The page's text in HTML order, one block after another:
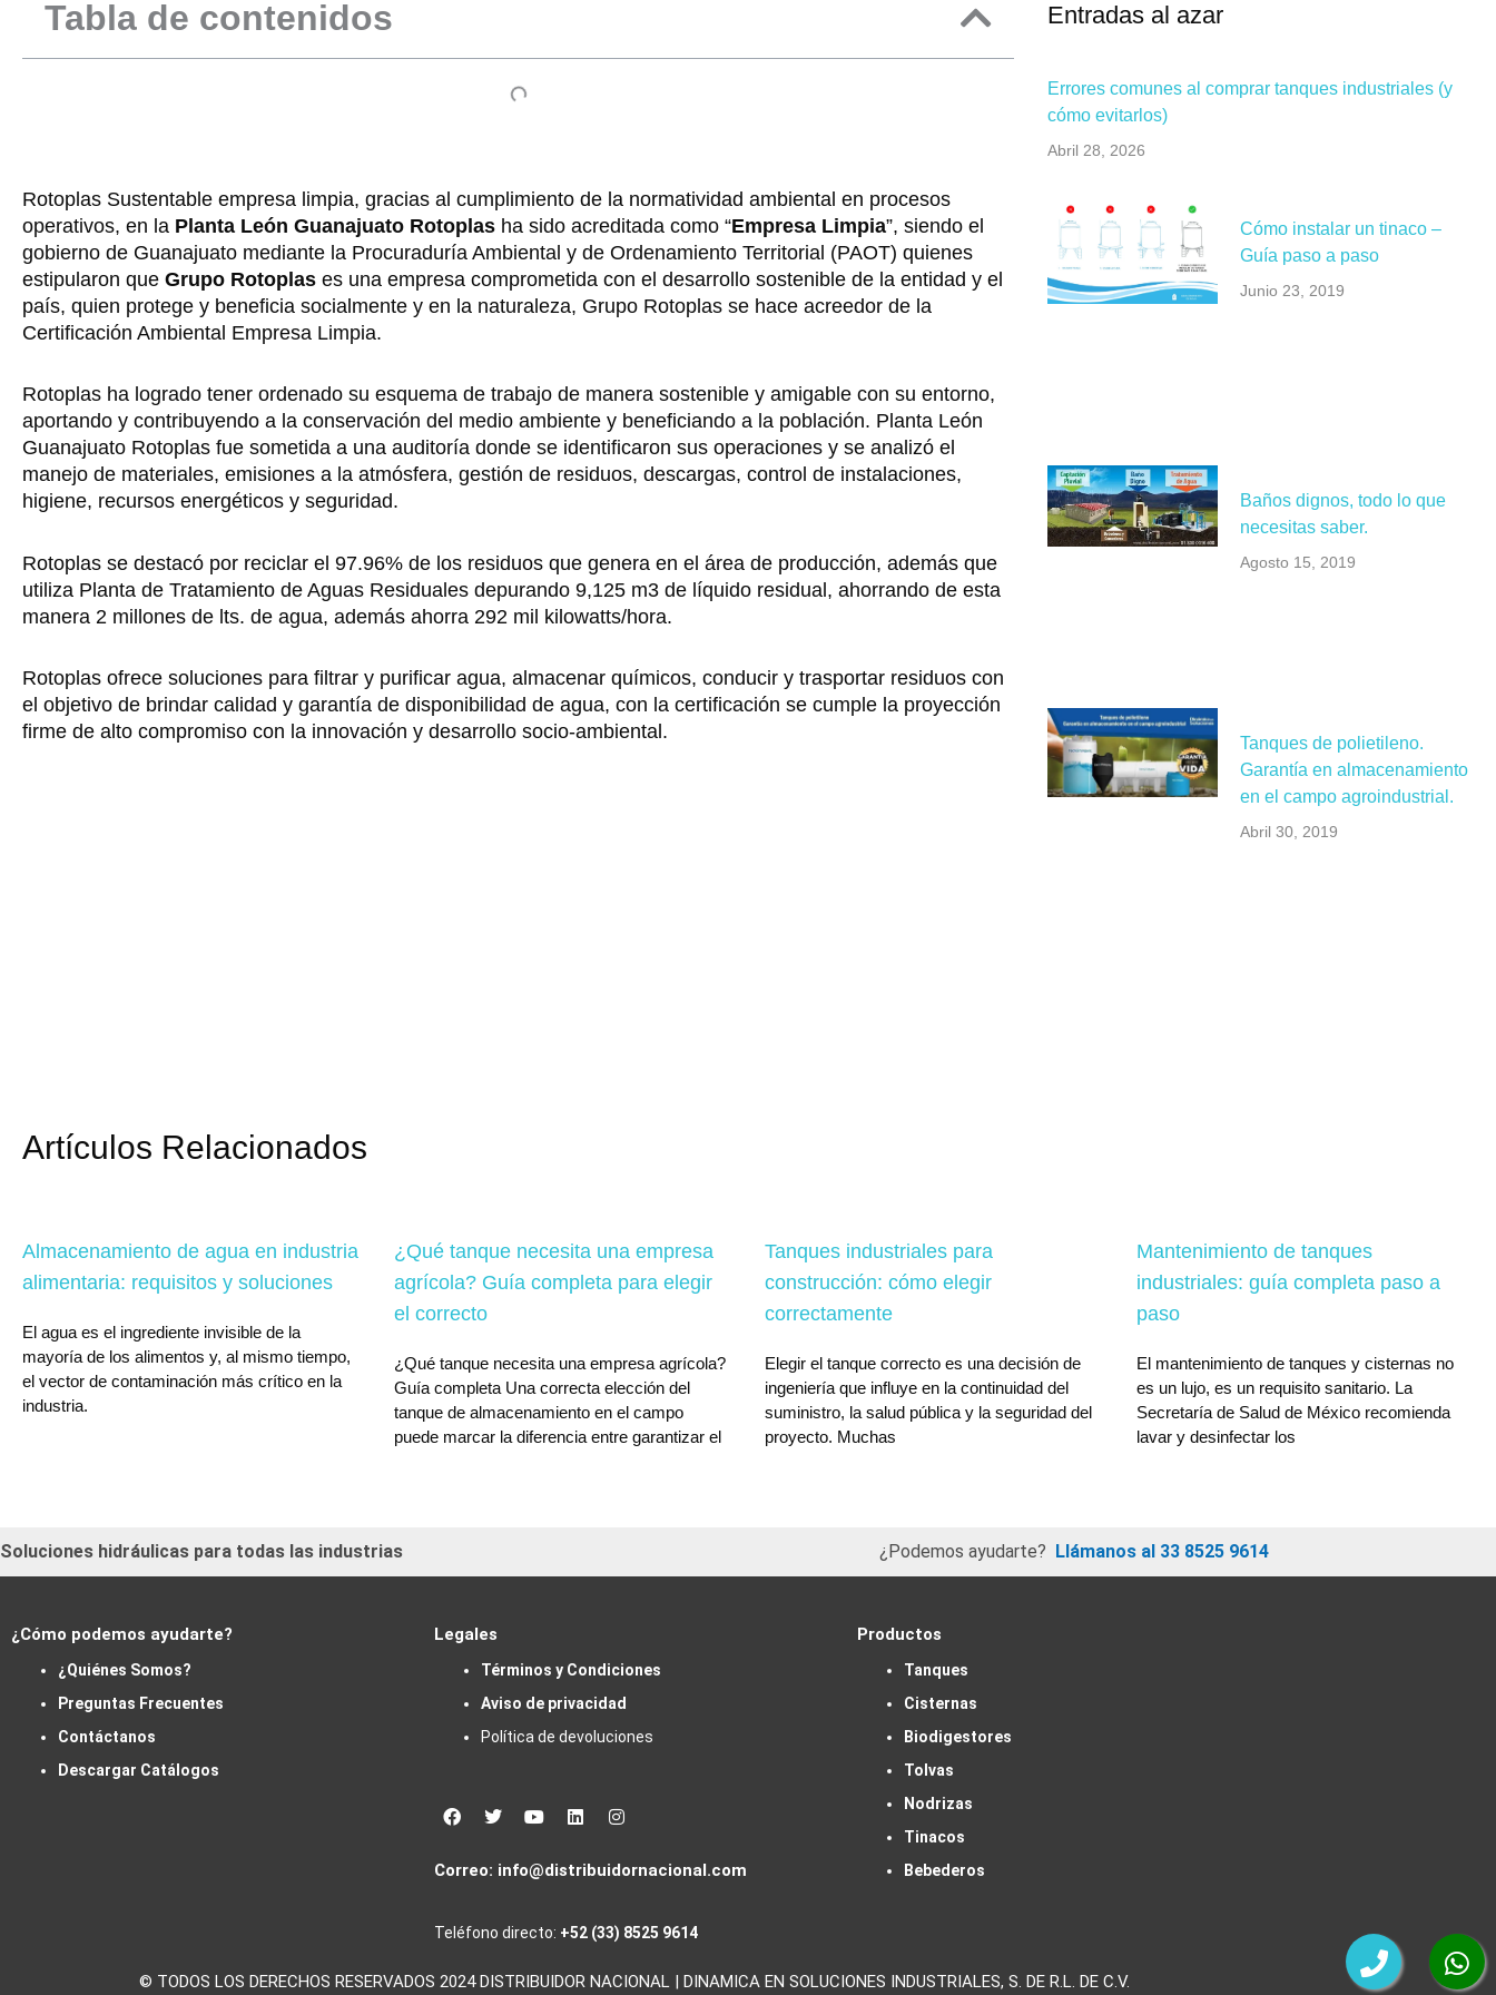
Tabla de contenidos
Rotoplas Sustentable empresa limpia, gracias al cumplimiento de la normatividad ambiental en procesos
operativos, en la Planta León Guanajuato Rotoplas ha sido acreditada como “Empresa Limpia”, siendo el
gobierno de Guanajuato mediante la Procuraduría Ambiental y de Ordenamiento Territorial (PAOT) quienes
estipularon que Grupo Rotoplas es una empresa comprometida con el desarrollo sostenible de la entidad y el
país, quien protege y beneficia socialmente y en la naturaleza, Grupo Rotoplas se hace acreedor de la
Certificación Ambiental Empresa Limpia.
Rotoplas ha logrado tener ordenado su esquema de trabajo de manera sostenible y amigable con su entorno,
aportando y contribuyendo a la conservación del medio ambiente y beneficiando a la población. Planta León
Guanajuato Rotoplas fue sometida a una auditoría donde se identificaron sus operaciones y se analizó el
manejo de materiales, emisiones a la atmósfera, gestión de residuos, descargas, control de instalaciones,
higiene, recursos energéticos y seguridad.
Rotoplas se destacó por reciclar el 97.96% de los residuos que genera en el área de producción, además que
utiliza Planta de Tratamiento de Aguas Residuales depurando 9,125 m3 de líquido residual, ahorrando de esta
manera 2 millones de lts. de agua, además ahorra 292 mil kilowatts/hora.
Rotoplas ofrece soluciones para filtrar y purificar agua, almacenar químicos, conducir y trasportar residuos con
el objetivo de brindar calidad y garantía de disponibilidad de agua, con la certificación se cumple la proyección
firme de alto compromiso con la innovación y desarrollo socio-ambiental.
Entradas al azar
Errores comunes al comprar tanques industriales (y
cómo evitarlos)
Abril 28, 2026
Cómo instalar un tinaco –
Guía paso a paso
Junio 23, 2019
Baños dignos, todo lo que
necesitas saber.
Agosto 15, 2019
Tanques de polietileno.
Garantía en almacenamiento
en el campo agroindustrial.
Abril 30, 2019
Artículos Relacionados
Almacenamiento de agua en industria
alimentaria: requisitos y soluciones
El agua es el ingrediente invisible de la
mayoría de los alimentos y, al mismo tiempo,
el vector de contaminación más crítico en la
industria.
¿Qué tanque necesita una empresa
agrícola? Guía completa para elegir
el correcto
¿Qué tanque necesita una empresa agrícola?
Guía completa Una correcta elección del
tanque de almacenamiento en el campo
puede marcar la diferencia entre garantizar el
Tanques industriales para
construcción: cómo elegir
correctamente
Elegir el tanque correcto es una decisión de
ingeniería que influye en la continuidad del
suministro, la salud pública y la seguridad del
proyecto. Muchas
Mantenimiento de tanques
industriales: guía completa paso a
paso
El mantenimiento de tanques y cisternas no
es un lujo, es un requisito sanitario. La
Secretaría de Salud de México recomienda
lavar y desinfectar los
Soluciones hidráulicas para todas las industrias ¿Podemos ayudarte? Llámanos al 33 8525 9614
¿Cómo podemos ayudarte?
¿Quiénes Somos?
Preguntas Frecuentes
Contáctanos
Descargar Catálogos
Legales
Términos y Condiciones
Aviso de privacidad
Política de devoluciones
Facebook
TwitterYoutubeLinkedinInstagram
Correo: info@distribuidornacional.com
Teléfono directo: +52 (33) 8525 9614
Productos
Tanques
Cisternas
Biodigestores
Tolvas
Nodrizas
Tinacos
Bebederos
© TODOS LOS DERECHOS RESERVADOS 2024 DISTRIBUIDOR NACIONAL | DINAMICA EN SOLUCIONES INDUSTRIALES, S. DE R.L. DE C.V.